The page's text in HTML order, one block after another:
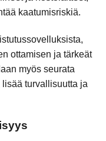
kaatumisriskiä.
ottamisen ja tärkeät
myös seurata
turvallisuutta ja